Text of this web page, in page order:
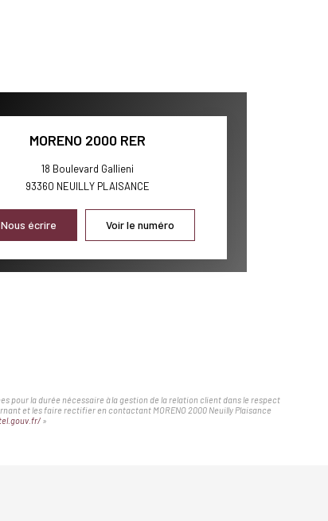
MORENO 2000 RER
18 Boulevard Gallieni
93360 NEUILLY PLAISANCE
Nous écrire Voir le numéro
pour la durée nécessaire à la gestion de la relation client dans le respect
et les faire rectifier en contactant MORENO 2000 Neuilly Plaisance
»